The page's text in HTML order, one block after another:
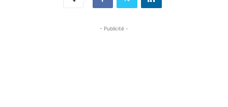
- Publicité -